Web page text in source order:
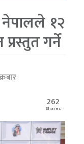
नेपालले १२
गर्ने
262
Shares